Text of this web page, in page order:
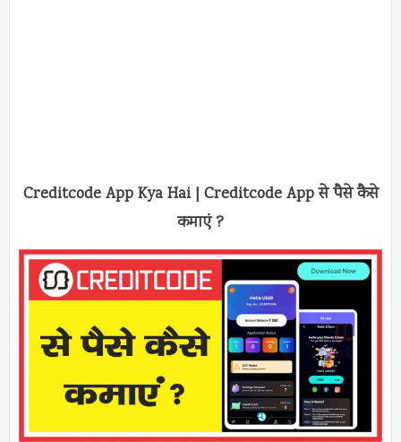
Creditcode App Kya Hai | Creditcode App से पैसे कैसे
कमाएं ?